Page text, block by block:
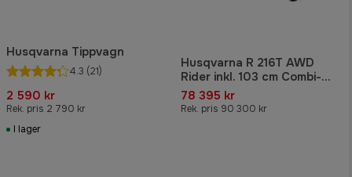
Husqvarna Tippvagn
4.3 (21)
2 590 kr
Rek. pris 2 790 kr
I lager
Husqvarna R 216T AWD
Rider inkl. 103 cm Combi-
klippaggregat
78 395 kr
Rek. pris 90 300 kr